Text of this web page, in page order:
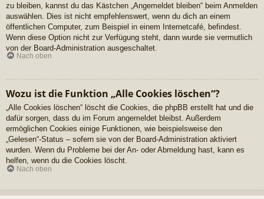
zu bleiben, kannst du das Kästchen „Angemeldet bleiben“ beim Anmelden
auswählen. Dies ist nicht empfehlenswert, wenn du dich an einem
öffentlichen Computer, zum Beispiel in einem Internetcafé, befindest.
Wenn diese Option nicht zur Verfügung steht, dann wurde sie vermutlich
von der Board-Administration ausgeschaltet.
Nach oben
Wozu ist die Funktion „Alle Cookies löschen“?
„Alle Cookies löschen“ löscht die Cookies, die phpBB erstellt hat und die
dafür sorgen, dass du im Forum angemeldet bleibst. Außerdem
ermöglichen Cookies einige Funktionen, wie beispielsweise den
„Gelesen“-Status – sofern sie von der Board-Administration aktiviert
wurden. Wenn du Probleme bei der An- oder Abmeldung hast, kann es
helfen, wenn du die Cookies löscht.
Nach oben